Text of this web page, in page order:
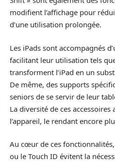
modifient l’affichage pour
d’une utilisation prolongée.
Les iPads sont accompagnés
facilitant leur utilisation tels
transforment l’iPad en un
De même, des supports
seniors de se servir de leur
La diversité de ces
l’appareil, le rendant encore
Au cœur de ces
ou le Touch ID évitent la